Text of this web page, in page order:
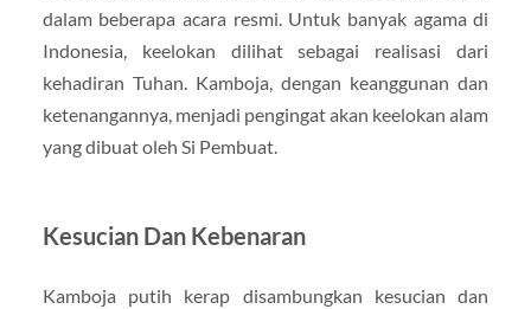
dalam beberapa acara resmi. Untuk banyak agama di
Indonesia, keelokan dilihat sebagai realisasi dari
kehadiran Tuhan. Kamboja, dengan keanggunan dan
ketenangannya, menjadi pengingat akan keelokan alam
yang dibuat oleh Si Pembuat.
Kesucian Dan Kebenaran
Kamboja putih kerap disambungkan kesucian dan